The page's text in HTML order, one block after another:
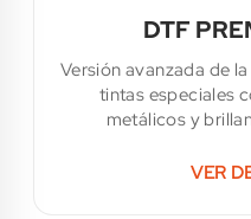
DTF
Versión avanzada de
tintas especiales
metálicos y
VER